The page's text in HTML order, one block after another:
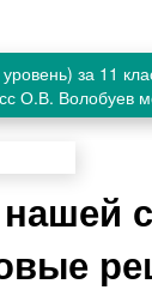
за 11
О.В. Волобуев